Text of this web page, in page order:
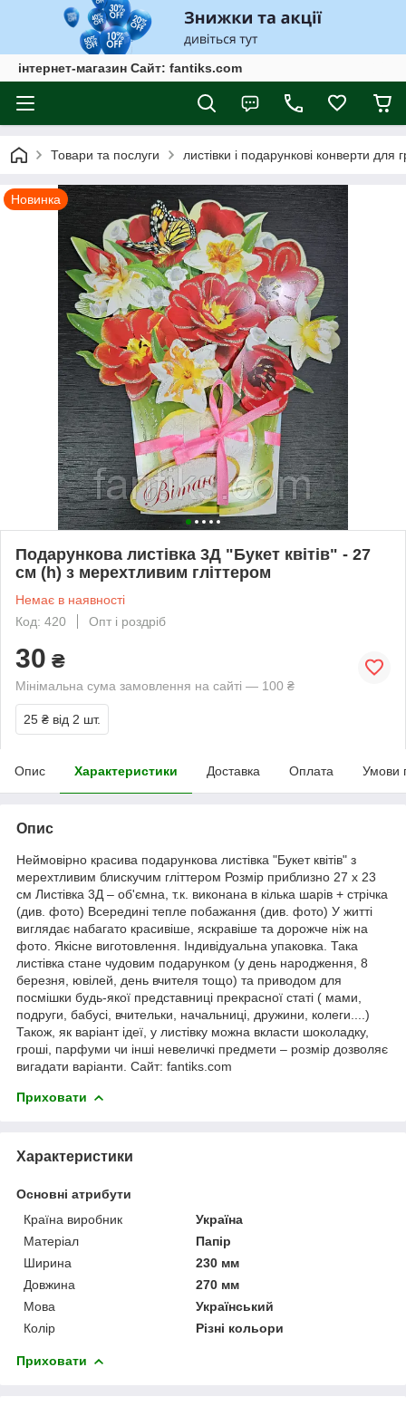
інтернет-магазин Сайт: fantiks.com
Товари та послуги листівки і подарункові конверти для
Новинка
Подарункова листівка 3Д "Букет квітів" - 27
см (h) з мерехтливим гліттером
Немає в наявності
Код: 420
Опт і роздріб
30 ₴
Мінімальна сума замовлення на сайті — 100 ₴
25 ₴ від 2 шт.
Опис Характеристики Доставка Оплата Умови
Опис
Неймовірно красива подарункова листівка "Букет квітів" з
мерехтливим блискучим гліттером Розмір приблизно 27 х 23
см Листівка 3Д – об'ємна, т.к. виконана в кілька шарів + стрічка
(див. фото) Всередині тепле побажання (див. фото) У житті
виглядає набагато красивіше, яскравіше та дорожче ніж на
фото. Якісне виготовлення. Індивідуальна упаковка. Така
листівка стане чудовим подарунком (у день народження, 8
березня, ювілей, день вчителя тощо) та приводом для
посмішки будь-якої представниці прекрасної статі ( мами,
подруги, бабусі, вчительки, начальниці, дружини, колеги....)
Також, як варіант ідеї, у листівку можна вкласти шоколадку,
гроші, парфуми чи інші невеличкі предмети – розмір дозволяє
вигадати варіанти. Сайт: fantiks.com
Приховати
Характеристики
Основні атрибути
Країна виробник
Україна
Матеріал
Папір
Ширина
230 мм
Довжина
270 мм
Мова
Український
Колір
Різні кольори
Приховати